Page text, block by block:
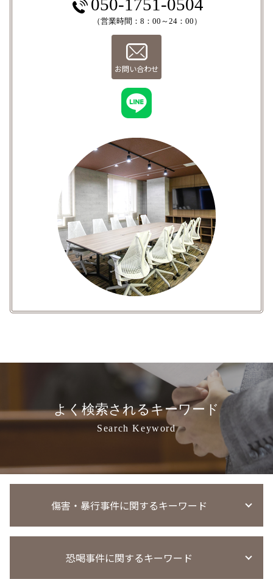
050-1751-0504
（営業時間：8：00～24：00）
お問い合わせ
よく検索されるキーワード
Search Keyword
傷害・暴行事件に関するキーワード
傷害事件 当たり屋
恐喝事件に関するキーワード